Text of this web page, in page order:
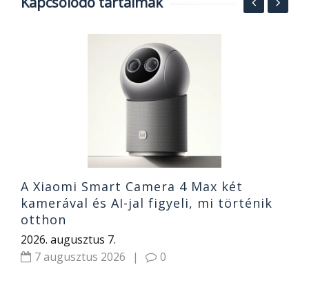
A Xiaomi Smart Camera 4 Max két
kamerával és AI-jal figyeli, mi történik
otthon
2026. augusztus 7.
7 augusztus 2026
| 0